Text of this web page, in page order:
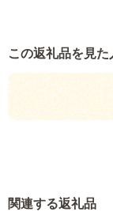
この返礼品を見
関連する返礼品